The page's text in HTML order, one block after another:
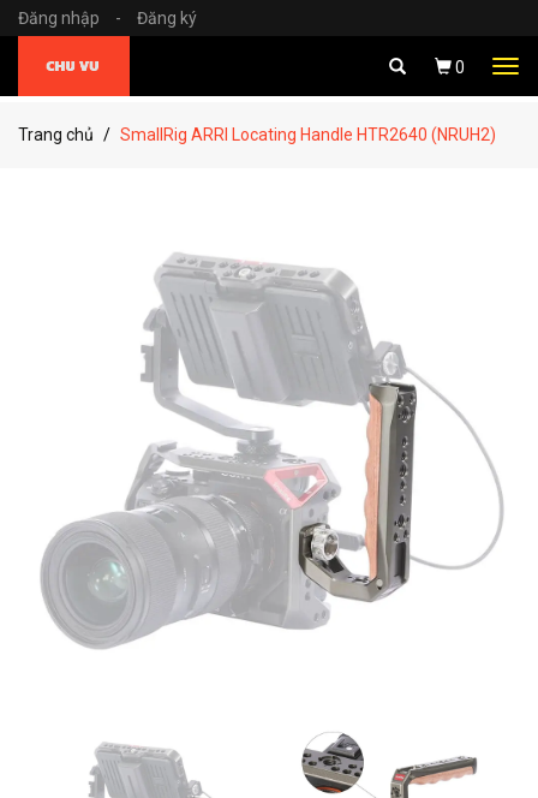
Đăng nhập - Đăng ký
0
Trang chủ SmallRig ARRI Locating Handle HTR2640 (NRUH2)